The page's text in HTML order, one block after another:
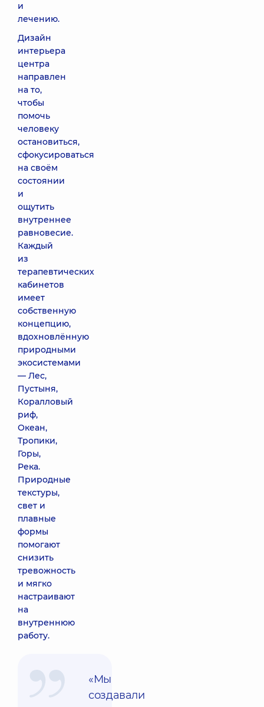
и
лечению.
Дизайн
интерьера
центра
направлен
на то,
чтобы
помочь
человеку
остановиться,
сфокусироваться
на своём
состоянии
и
ощутить
внутреннее
равновесие.
Каждый
из
терапевтических
кабинетов
имеет
собственную
концепцию,
вдохновлённую
природными
экосистемами
— Лес,
Пустыня,
Коралловый
риф,
Океан,
Тропики,
Горы,
Река.
Природные
текстуры,
свет и
плавные
формы
помогают
снизить
тревожность
и мягко
настраивают
на
внутреннюю
работу.
«Мы
создавали